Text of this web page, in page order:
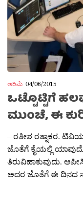
ಅರಿಮೆ 04/06/2015
ಒಟ್ಟೊಟ್ಟಿಗೆ
ಮುಂಚೆ, ಈ
– ರತೀಶ ರತ್ನಾಕರ.
ಜೊತೆಗೆ ಕೈಯಲ್ಲಿ
ತಿರುವಿಹಾಕುವುದು.
ಅದರ ಜೊತೆಗೆ ಈ ದಿನದ